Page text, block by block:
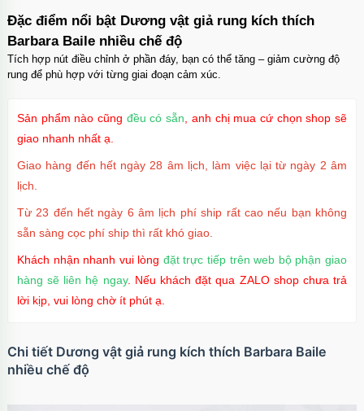
Mã
OPC17
Ốp lưng iPhone 17 Pro Max Clear Case
Magnetic trong suốt
MãOPC17MXtrị giá 70.000₫
suốt
trị giá
tối giản
Ốp lưng iPhone 17 TPU Space trong suốt tối
giản
Đặc điểm nổi bật Dương vật giả rung kích thích
Barbara Baile nhiều chế độ
Tích hợp nút điều chỉnh ở phần đáy, bạn có thể tăng – giảm cường độ
rung để phù hợp với từng giai đoạn cảm xúc.
Sản phẩm nào cũng đều có sẵn , anh chị mua cứ chọn shop sẽ
giao nhanh nhất ạ.
Giao hàng đến hết ngày 28 âm lịch, làm việc lại từ ngày 2 âm
lịch.
Từ 23 đến hết ngày 6 âm lịch phí ship rất cao nếu bạn không
sẵn sàng cọc phí ship thì rất khó giao.
Khách nhận nhanh vui lòng đặt trực tiếp trên web bộ phận giao
hàng sẽ liên hệ ngay. Nếu khách đặt qua ZALO shop chưa trả
lời kịp, vui lòng chờ ít phút ạ.
Chi tiết Dương vật giả rung kích thích Barbara Baile
nhiều chế độ